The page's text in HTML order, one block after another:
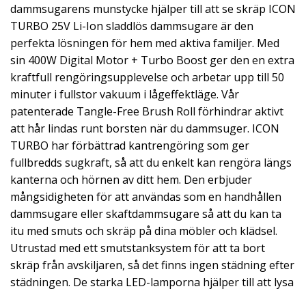
dammsugarens munstycke hjälper till att se skräp ICON
TURBO 25V Li-Ion sladdlös dammsugare är den
perfekta lösningen för hem med aktiva familjer. Med
sin 400W Digital Motor + Turbo Boost ger den en extra
kraftfull rengöringsupplevelse och arbetar upp till 50
minuter i fullstor vakuum i lågeffektläge. Vår
patenterade Tangle-Free Brush Roll förhindrar aktivt
att hår lindas runt borsten när du dammsuger. ICON
TURBO har förbättrad kantrengöring som ger
fullbredds sugkraft, så att du enkelt kan rengöra längs
kanterna och hörnen av ditt hem. Den erbjuder
mångsidigheten för att användas som en handhållen
dammsugare eller skaftdammsugare så att du kan ta
itu med smuts och skräp på dina möbler och klädsel.
Utrustad med ett smutstanksystem för att ta bort
skräp från avskiljaren, så det finns ingen städning efter
städningen. De starka LED-lamporna hjälper till att lysa